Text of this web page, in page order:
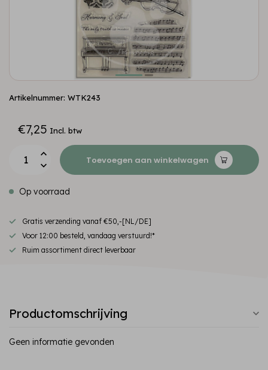
Artikelnummer: WTK243
€7,25 Incl. btw
Toevoegen aan winkelwagen
Op voorraad
Gratis verzending vanaf €50,-[NL/DE]
Voor 12:00 besteld, vandaag verstuurd!*
Ruim assortiment direct leverbaar
Productomschrijving
Geen informatie gevonden